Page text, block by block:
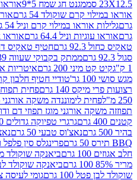
מגנט חג שמח 5*9
אוראו שוקולד גליל 110.4
קרם שוקולד 54 גרם
במילוי קרם וניל 54 גרם
וניל 64.4 גרם
אוראו Space Dunk גליל 110.4 גרם
חטיף טאקיס דרגון צ'ילי 92.3 גרם
ממתק בקבוקי שעווה 39 גרם
200 גרם
איטריות אורז מקלות 600 גרם
טודיי חטיף חלבון קרמל מלוח 65 גרם
140 גרם
פחית תפוחחה משקה
לימוננדה משקה אורגני מוגז- לימון וליים
מוגז תפוזי דם ודומדמניות 250 מ"ל
גרגרי טפיוקה גדולים 400 גרם
מיסו
נאצ'וס טבעי 50 גרם
נאצ'וס תירס כחול
פרינגלס סין פלפל ופרמזן 110 גרם
ביאנקה שוקולד מריר 72% 100 גרם
ביאנקה שוקולד לבן בטעם קרמל
גרם
גומי לעיסה צבעוני 1 ק"ג